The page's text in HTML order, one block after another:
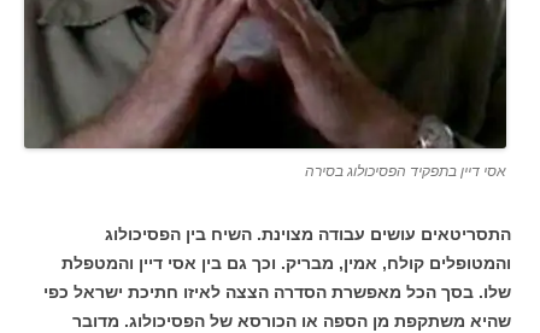
אסי דיין בתפקיד הפסיכולוג בסירה
התסריטאים עושים עבודה מצוינת. השיח בין הפסיכולוג
והמטופלים קולח, אמין, מבריק. וכך גם בין אסי דיין והמטפלת
שלו. בסך הכל מאפשרת הסדרה הצצה לאיזו חתיכת ישראל כפי
שהיא משתקפת מן הספה או הכורסא של הפסיכולוג. מדובר